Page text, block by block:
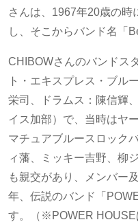
さんは、1967年20歳の時
し、そこからバンド名「
CHIBOWさんのバンドス
ト・エキスプレス・ブル
栄司、ドラムス：陳信輝
イス加部）で、当時はヤ
マチュアブルースロック
ィ藩、ミッキー吉野、柳
も親交があり、メンバー
年、伝説のバンド「
す。（※POWER HOUSE